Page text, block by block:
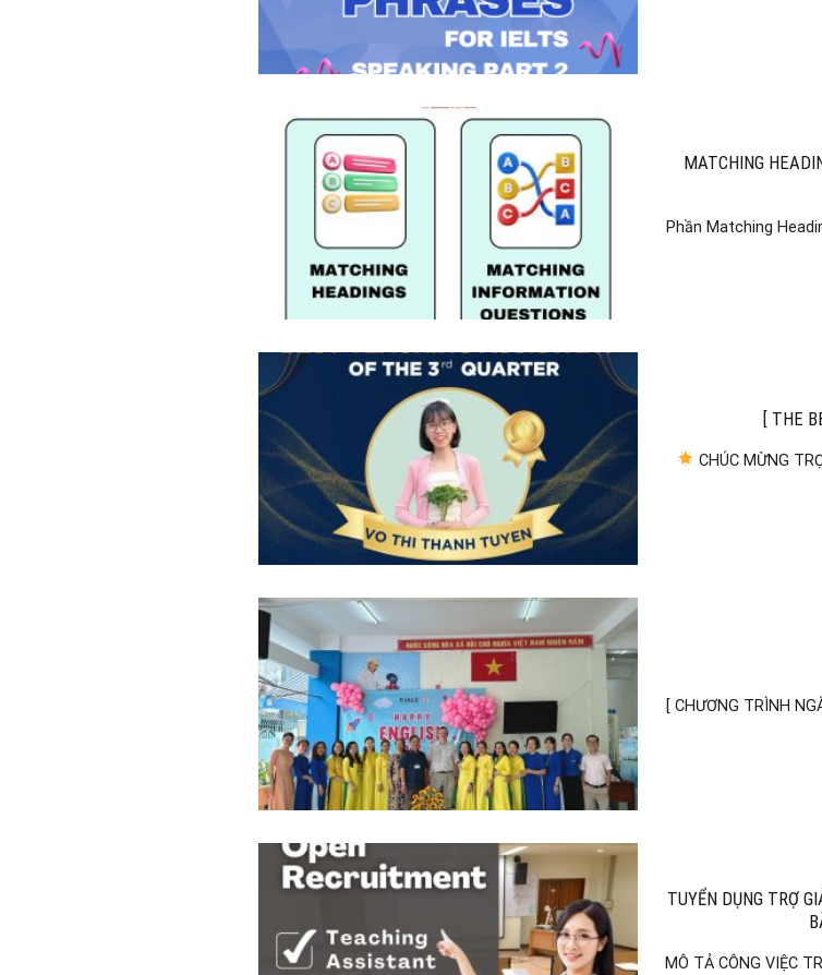
MATCHING
Phần Matching
[ THE
CHÚC MỪNG
[ CHƯƠNG TRÌNH
TUYỂN DỤNG TRỢ
MÔ TẢ CÔNG VIỆC